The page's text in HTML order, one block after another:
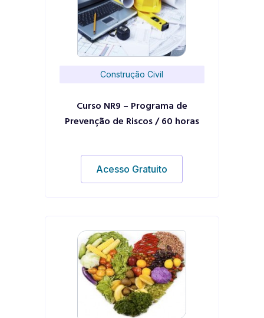
Construção Civil
Curso NR9 – Programa de
Prevenção de Riscos / 60 horas
Acesso Gratuito